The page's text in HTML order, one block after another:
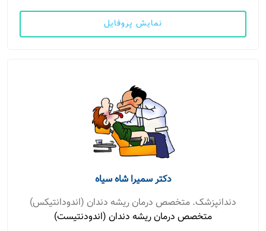
نمایش پروفایل
دکتر سمیرا شاه سیاه
دندانپزشک. متخصص درمان ریشه دندان (اندودانتیکس)
متخصص درمان ریشه دندان (اندودنتیست)